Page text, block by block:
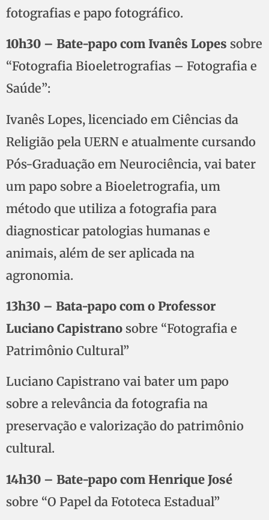
fotografias e papo fotográfico.
10h30 – Bate-papo com Ivanês Lopes sobre
“Fotografia Bioeletrografias – Fotografia e
Saúde”:
Ivanês Lopes, licenciado em Ciências da
Religião pela UERN e atualmente cursando
Pós-Graduação em Neurociência, vai bater
um papo sobre a Bioeletrografia, um
método que utiliza a fotografia para
diagnosticar patologias humanas e
animais, além de ser aplicada na
agronomia.
13h30 – Bata-papo com o Professor
Luciano Capistrano sobre “Fotografia e
Patrimônio Cultural”
Luciano Capistrano vai bater um papo
sobre a relevância da fotografia na
preservação e valorização do patrimônio
cultural.
14h30 – Bate-papo com Henrique José
sobre “O Papel da Fototeca Estadual”